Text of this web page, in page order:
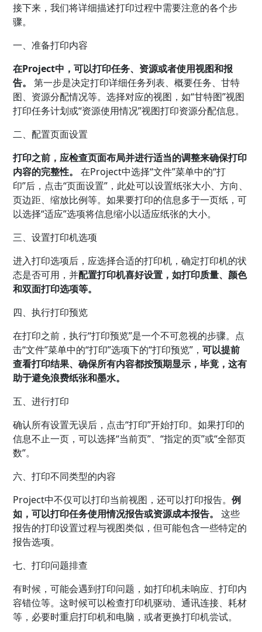
接下来，我们将详细描述打印过程中需要注意的各个步
骤。
一、准备打印内容
在Project中，可以打印任务、资源或者使用视图和报
告。
第一步是决定打印详细任务列表、概要任务、甘特
图、资源分配情况等。选择对应的视图，如“甘特图”视图
打印任务计划或“资源使用情况”视图打印资源分配信息。
二、配置页面设置
打印之前，应检查页面布局并进行适当的调整来确保打印
内容的完整性。
在Project中选择“文件”菜单中的“打
印”后，点击“页面设置”，此处可以设置纸张大小、方向、
页边距、缩放比例等。如果要打印的信息多于一页纸，可
以选择“适应”选项将信息缩小以适应纸张的大小。
三、设置打印机选项
进入打印选项后，应选择合适的打印机，确定打印机的状
态是否可用，并配置打印机喜好设置，如打印质量、颜色
和双面打印选项等。
四、执行打印预览
在打印之前，执行“打印预览”是一个不可忽视的步骤。点
击“文件”菜单中的“打印”选项下的“打印预览”，可以提前
查看打印结果、确保所有内容都按预期显示，毕竟，这有
助于避免浪费纸张和墨水。
五、进行打印
确认所有设置无误后，点击“打印”开始打印。如果打印的
信息不止一页，可以选择“当前页”、“指定的页”或“全部页
数”。
六、打印不同类型的内容
Project中不仅可以打印当前视图，还可以打印报告。例
如，可以打印任务使用情况报告或资源成本报告。
这些
报告的打印设置过程与视图类似，但可能包含一些特定的
报告选项。
七、打印问题排查
有时候，可能会遇到打印问题，如打印机未响应、打印内
容错位等。这时候可以检查打印机驱动、通讯连接、耗材
等，必要时重启打印机和电脑，或者更换打印机尝试。